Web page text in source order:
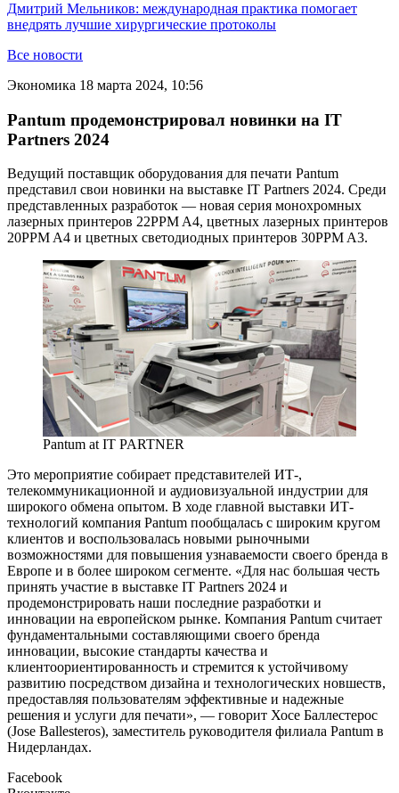
Дмитрий Мельников: международная практика помогает
внедрять лучшие хирургические протоколы
Все новости
Экономика 18 марта 2024, 10:56
Pantum продемонстрировал новинки на IT
Partners 2024
Ведущий поставщик оборудования для печати Pantum
представил свои новинки на выставке IT Partners 2024. Среди
представленных разработок — новая серия монохромных
лазерных принтеров 22PPM A4, цветных лазерных принтеров
20PPM A4 и цветных светодиодных принтеров 30PPM A3.
Pantum at IT PARTNER
Это мероприятие собирает представителей ИТ-,
телекоммуникационной и аудиовизуальной индустрии для
широкого обмена опытом. В ходе главной выставки ИТ-
технологий компания Pantum пообщалась с широким кругом
клиентов и воспользовалась новыми рыночными
возможностями для повышения узнаваемости своего бренда в
Европе и в более широком сегменте. «Для нас большая честь
принять участие в выставке IT Partners 2024 и
продемонстрировать наши последние разработки и
инновации на европейском рынке. Компания Pantum считает
фундаментальными составляющими своего бренда
инновации, высокие стандарты качества и
клиентоориентированность и стремится к устойчивому
развитию посредством дизайна и технологических новшеств,
предоставляя пользователям эффективные и надежные
решения и услуги для печати», — говорит Хосе Баллестерос
(Jose Ballesteros), заместитель руководителя филиала Pantum в
Нидерландах.
Facebook